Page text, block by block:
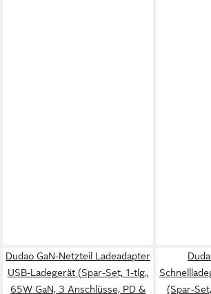
Dudao GaN-Netzteil Ladeadapter
USB-Ladegerät (Spar-Set, 1-tlg.,
65W GaN, 3 Anschlüsse, PD &
(Spar-